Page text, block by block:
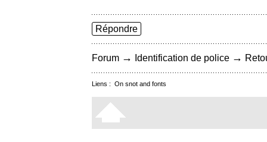
Répondre
Forum → Identification de police →
Liens : On snot and fonts